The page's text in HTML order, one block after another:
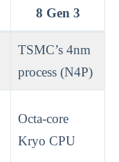
8 Gen 3
TSMC’s 4nm
process (N4P)
Octa-core
Kryo CPU